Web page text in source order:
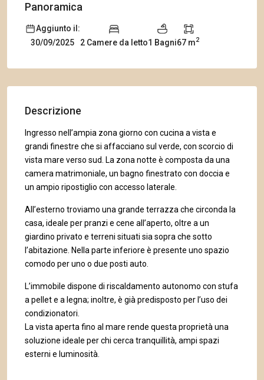
Panoramica
Aggiunto il:
30/09/2025
2 Camere da letto1 Bagni67 m2
Descrizione
Ingresso nell’ampia zona giorno con cucina a vista e
grandi finestre che si affacciano sul verde, con scorcio di
vista mare verso sud. La zona notte è composta da una
camera matrimoniale, un bagno finestrato con doccia e
un ampio ripostiglio con accesso laterale.
All’esterno troviamo una grande terrazza che circonda la
casa, ideale per pranzi e cene all’aperto, oltre a un
giardino privato e terreni situati sia sopra che sotto
l’abitazione. Nella parte inferiore è presente uno spazio
comodo per uno o due posti auto.
L’immobile dispone di riscaldamento autonomo con stufa
a pellet e a legna; inoltre, è già predisposto per l’uso dei
condizionatori.
La vista aperta fino al mare rende questa proprietà una
soluzione ideale per chi cerca tranquillità, ampi spazi
esterni e luminosità.